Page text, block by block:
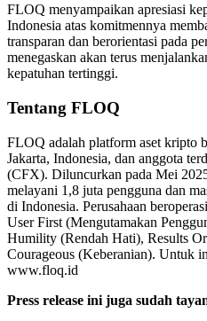
FLOQ menyampaikan apresiasi
Indonesia atas komitmennya
transparan dan berorientasi pada
menegaskan akan terus
kepatuhan tertinggi.
Tentang FLOQ
FLOQ adalah platform aset kripto
Jakarta, Indonesia, dan anggota
(CFX). Diluncurkan pada Mei
melayani 1,8 juta pengguna dan
di Indonesia. Perusahaan
User First (Mengutamakan
Humility (Rendah Hati), Results
Courageous (Keberanian). Untuk
www.floq.id
Press release ini juga sudah